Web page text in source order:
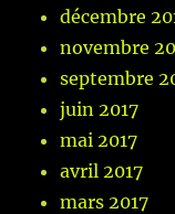
décembre
novembre
septembre
juin 2017
mai 2017
avril 2017
mars 2017